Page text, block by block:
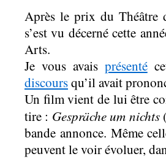
Après le prix du Théâtre
s’est vu décerné cette
Arts.
Je vous avais présenté
discoursqu’il avait
Un film vient de lui être
tire : Gespräche um nichts
bande annonce. Même
peuvent le voir évoluer,